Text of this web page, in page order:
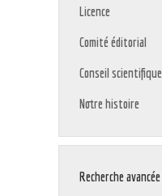
Licence
Comité éditorial
Conseil scientifique
Notre histoire
Recherche avancée